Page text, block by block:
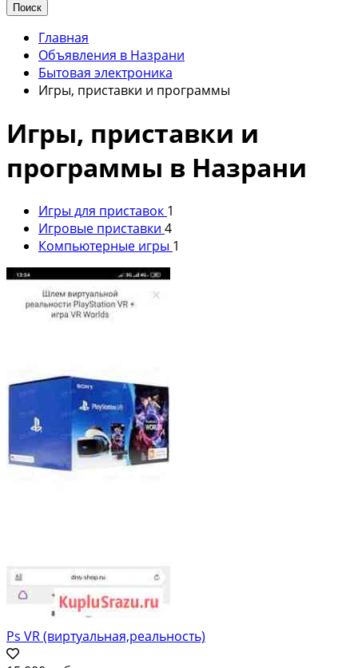
Поиск
Главная
Объявления в Назрани
Бытовая электроника
Игры, приставки и программы
Игры, приставки и
программы в Назрани
Игры для приставок 1
Игровые приставки 4
Компьютерные игры 1
Ps VR (виртуальная,реальность)